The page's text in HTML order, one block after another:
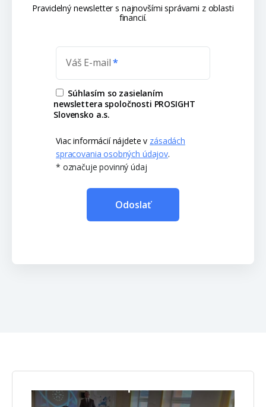
Pravidelný newsletter s najnovšími správami z oblasti
financií.
Váš E-mail
Súhlasím so zasielaním
newslettera spoločnosti PROSIGHT
Slovensko a.s.
Viac informácií nájdete v zásadách
spracovania osobných údajov.
* označuje povinný údaj